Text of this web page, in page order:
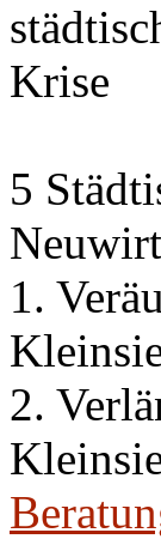
Krise
5
1.
2.